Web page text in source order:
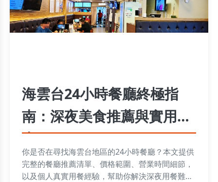
海雲台24小時餐廳終極指
南：深夜美食推薦與實用貼
士
你是否在尋找海雲台地區的24小時餐廳？本文提供
完整的餐廳推薦清單、價格範圍、營業時間細節，
以及個人真實用餐經驗，幫助你解決深夜用餐難